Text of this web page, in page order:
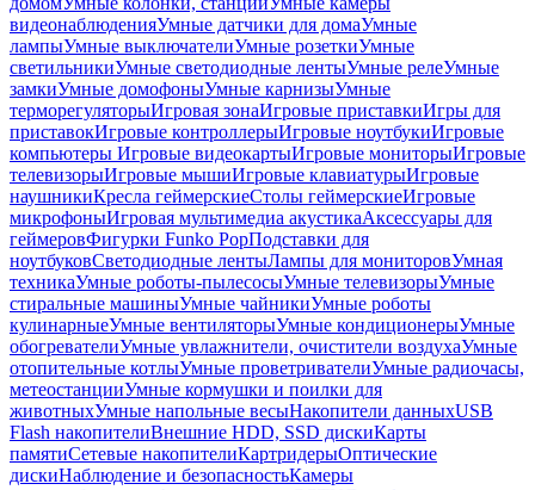
видеонаблюденияУмные датчики для домаУмные
лампыУмные выключателиУмные розеткиУмные
светильникиУмные светодиодные лентыУмные релеУмные
замкиУмные домофоныУмные карнизыУмные
терморегуляторыИгровая зонаИгровые приставкиИгры для
приставокИгровые контроллерыИгровые ноутбукиИгровые
компьютеры Игровые видеокартыИгровые мониторыИгровые
телевизорыИгровые мышиИгровые клавиатурыИгровые
наушникиКресла геймерскиеСтолы геймерскиеИгровые
микрофоныИгровая мультимедиа акустикаАксессуары для
геймеровФигурки Funko PopПодставки для
ноутбуковСветодиодные лентыЛампы для мониторовУмная
техникаУмные роботы-пылесосыУмные телевизорыУмные
стиральные машиныУмные чайникиУмные роботы
кулинарныеУмные вентиляторыУмные кондиционерыУмные
обогревателиУмные увлажнители, очистители воздухаУмные
отопительные котлыУмные проветривателиУмные радиочасы,
метеостанцииУмные кормушки и поилки для
животныхУмные напольные весыНакопители данныхUSB
Flash накопителиВнешние HDD, SSD дискиКарты
памятиСетевые накопителиКартридерыОптические
дискиНаблюдение и безопасностьКамеры